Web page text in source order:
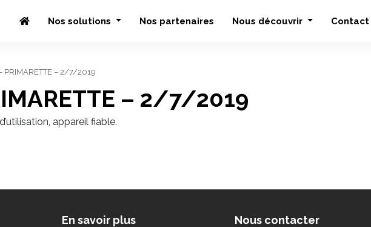
Nos solutions Nos partenaires Nous découvrir Contact
PRIMARETTE – 2/7/2019
– 2/7/2019
appareil fiable.
En savoir plus Nous contacter